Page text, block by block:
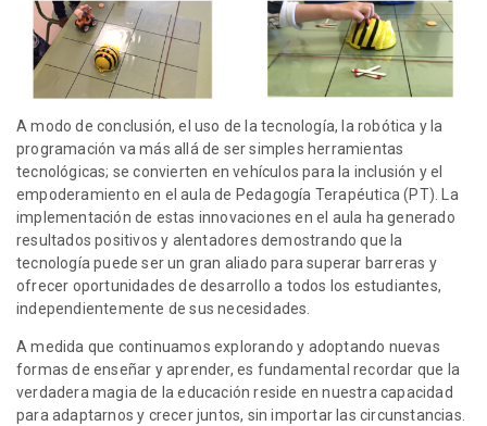
A modo de conclusión, el uso de la tecnología, la robótica y la
programación va más allá de ser simples herramientas
tecnológicas; se convierten en vehículos para la inclusión y el
empoderamiento en el aula de Pedagogía Terapéutica (PT). La
implementación de estas innovaciones en el aula ha generado
resultados positivos y alentadores demostrando que la
tecnología puede ser un gran aliado para superar barreras y
ofrecer oportunidades de desarrollo a todos los estudiantes,
independientemente de sus necesidades.
A medida que continuamos explorando y adoptando nuevas
formas de enseñar y aprender, es fundamental recordar que la
verdadera magia de la educación reside en nuestra capacidad
para adaptarnos y crecer juntos, sin importar las circunstancias.